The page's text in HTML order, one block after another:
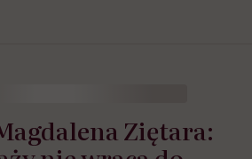
Ziętara: